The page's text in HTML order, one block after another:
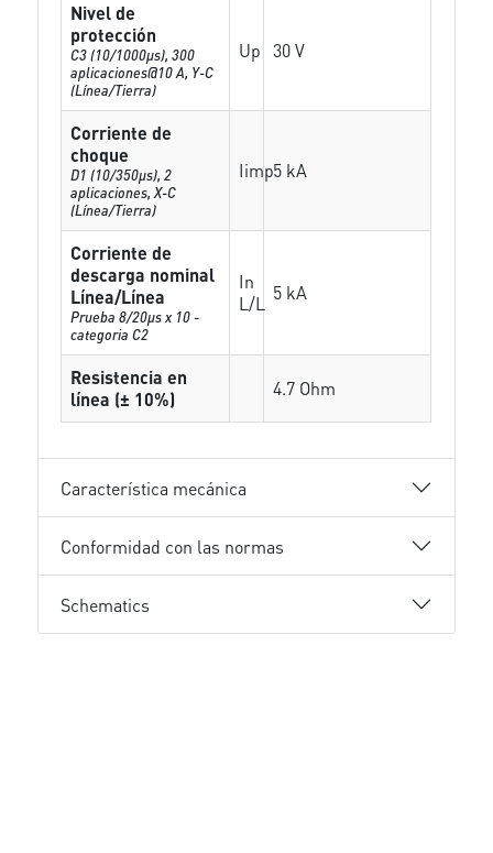
Nivel de
protección
C3 (10/1000μs), 300
aplicaciones@10 A, Y-C
(Línea/Tierra)
Up 30 V
Corriente de
choque
D1 (10/350μs), 2
aplicaciones, X-C
(Línea/Tierra)
Iimp5 kA
Corriente de
descarga nominal
Línea/Línea
Prueba 8/20µs x 10 -
categoria C2
In
L/L
5 kA
Resistencia en
línea (± 10%)
4.7 Ohm
Característica mecánica
Conformidad con las normas
Schematics